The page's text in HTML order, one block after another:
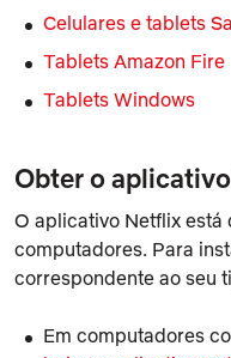
Celulares e tablets
Tablets Amazon Fire
Tablets Windows
Obter o
O aplicativo Netflix está
computadores. Para
correspondente ao seu
Em computadores